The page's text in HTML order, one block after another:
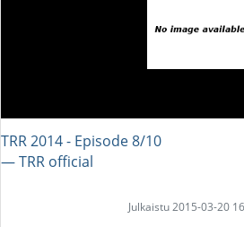
TRR 2014 - Episode 8/10
― TRR official
Julkaistu 2015-03-20